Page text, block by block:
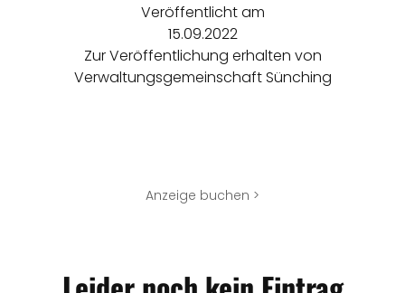
Veröffentlicht am
15.09.2022
Zur Veröffentlichung erhalten von
Verwaltungsgemeinschaft Sünching
Anzeige buchen >